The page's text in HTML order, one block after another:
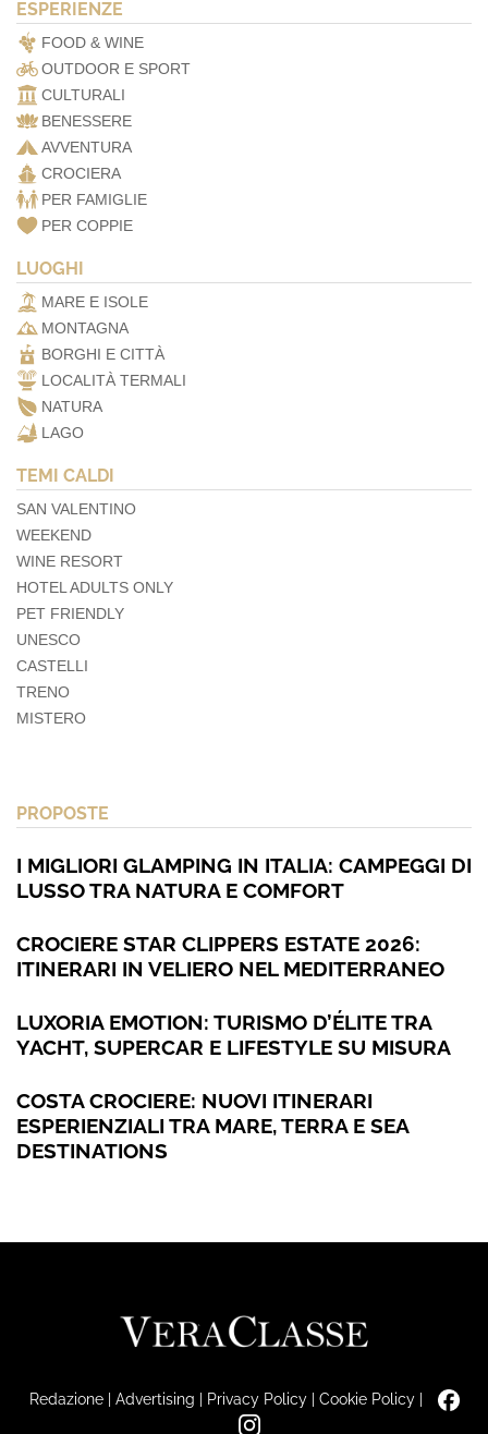
ESPERIENZE
FOOD & WINE
OUTDOOR E SPORT
CULTURALI
BENESSERE
AVVENTURA
CROCIERA
PER FAMIGLIE
PER COPPIE
LUOGHI
MARE E ISOLE
MONTAGNA
BORGHI E CITTÀ
LOCALITÀ TERMALI
NATURA
LAGO
TEMI CALDI
SAN VALENTINO
WEEKEND
WINE RESORT
HOTEL ADULTS ONLY
PET FRIENDLY
UNESCO
CASTELLI
TRENO
MISTERO
PROPOSTE
I MIGLIORI GLAMPING IN ITALIA: CAMPEGGI DI
LUSSO TRA NATURA E COMFORT
CROCIERE STAR CLIPPERS ESTATE 2026:
ITINERARI IN VELIERO NEL MEDITERRANEO
LUXORIA EMOTION: TURISMO D’ÉLITE TRA
YACHT, SUPERCAR E LIFESTYLE SU MISURA
COSTA CROCIERE: NUOVI ITINERARI
ESPERIENZIALI TRA MARE, TERRA E SEA
DESTINATIONS
Redazione| Advertising | Privacy Policy| Cookie Policy|